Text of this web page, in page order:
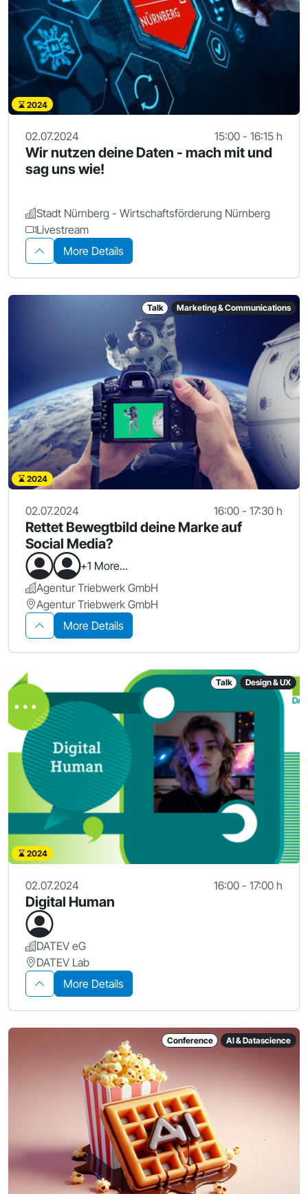
2024
02.07.2024 15:00 - 16:15 h
Wir nutzen deine Daten - mach mit und
sag uns wie!
Stadt Nürnberg - Wirtschaftsförderung Nürnberg
Livestream
More Details
Talk Marketing & Communications
2024
02.07.2024 16:00 - 17:30 h
Rettet Bewegtbild deine Marke auf
Social Media?
+1 More...
Agentur Triebwerk GmbH
Agentur Triebwerk GmbH
More Details
Talk Design & UX
2024
02.07.2024 16:00 - 17:00 h
Digital Human
DATEV eG
DATEV Lab
More Details
Conference AI & Datascience